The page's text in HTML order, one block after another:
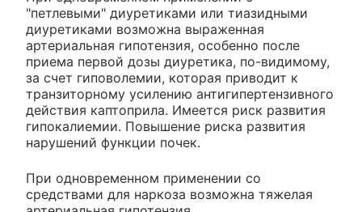
"петлевыми" диуретиками или тиазидными
диуретиками возможна выраженная
артериальная гипотензия, особенно после
приема первой дозы диуретика, по-видимому,
за счет гиповолемии, которая приводит к
транзиторному усилению антигипертензивного
действия каптоприла. Имеется риск развития
гипокалиемии. Повышение риска развития
нарушений функции почек.
При одновременном применении со
средствами для наркоза возможна тяжелая